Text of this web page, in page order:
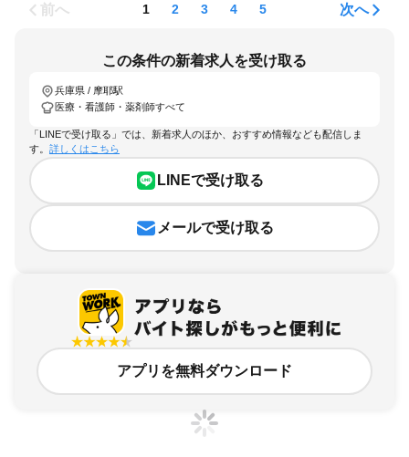
前へ 1 2 3 4 5 次へ
この条件の新着求人を受け取る
兵庫県 / 摩耶駅
医療・看護師・薬剤師すべて
「LINEで受け取る」では、新着求人のほか、おすすめ情報なども配信しま
す。 詳しくはこちら
LINEで受け取る
メールで受け取る
アプリを無料ダウンロード